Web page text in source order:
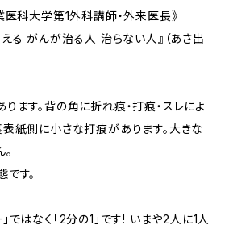
科大学第1外科講師・外来医長》
る がんが治る人 治らない人』（あさ出
ます。背の角に折れ痕・打痕・スレによ
紙側に小さな打痕があります。大きな
す。
ではなく「2分の1」です! いまや2人に1人